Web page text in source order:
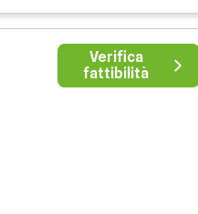
Verifica
fattibilità